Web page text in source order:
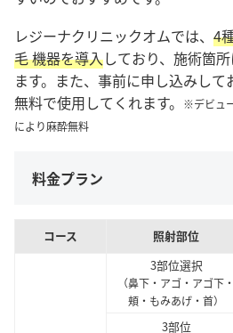
レジーナクリニックオムでは、 4
毛 機器を導入しており、施術箇
ます。また、事前に申し込みし
無料で使用してくれます。
※デビュ
により麻酔無料
料金プラン
コース 照射部位
3部位選択
（鼻下・アゴ・アゴ下・
頬・もみあげ・首）
3部位